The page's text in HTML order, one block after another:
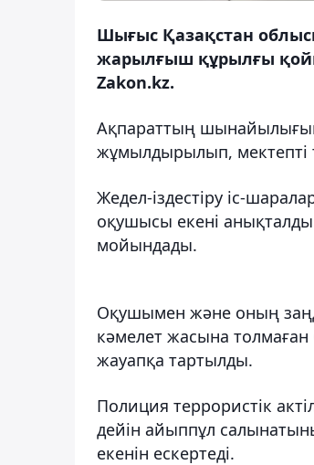
Шығыс Қазақстан
жарылғыш құрылғы
Zakon.kz.
Ақпараттың
жұмылдырылып, мектепті
Жедел-іздестіру іс-
оқушысы екені
мойындады.
Оқушымен және оның
кәмелет жасына толмаған
жауапқа тартылды.
Полиция террористік
дейін айыппұл
екенін ескертеді.